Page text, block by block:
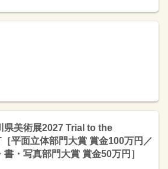
円相当］
県美術展2027 Trial to the
［平面立体部門大賞 賞金100万円／
書・写真部門大賞 賞金50万円］